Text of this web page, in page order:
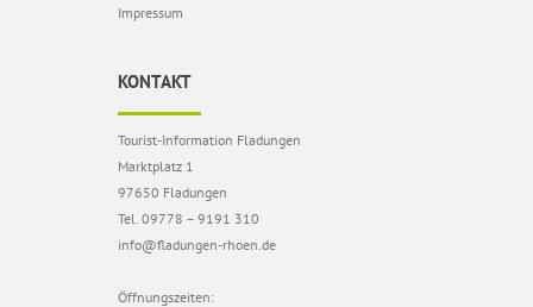
Impressum
KONTAKT
Tourist-Information Fladungen
Marktplatz 1
97650 Fladungen
Tel. 09778 – 9191 310
info@fladungen-rhoen.de
Öffnungszeiten: